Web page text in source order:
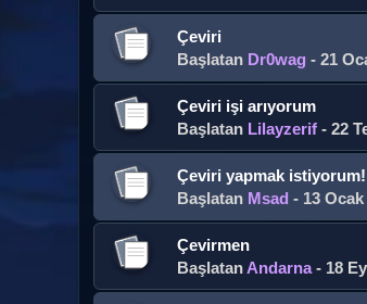
Çeviri
Başlatan Dr0wag - 21
Çeviri işi arıyorum
Başlatan Lilayzerif - 22
Çeviri yapmak istiyorum!
Başlatan Msad - 13
Çevirmen
Başlatan Andarna- 18